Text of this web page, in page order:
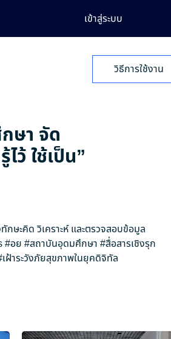
เข้าสู่ระบบ
วิธีการใช้งาน
ษา จัด
ว้ ใช้เป็น”
ษะคิด วิเคราะห์ และตรวจสอบข้อมูล
#อย #สถาบันอุดมศึกษา #สื่อสารเชิงรุก
ฝ้าระวังภัยสุขภาพในยุคดิจิทัล